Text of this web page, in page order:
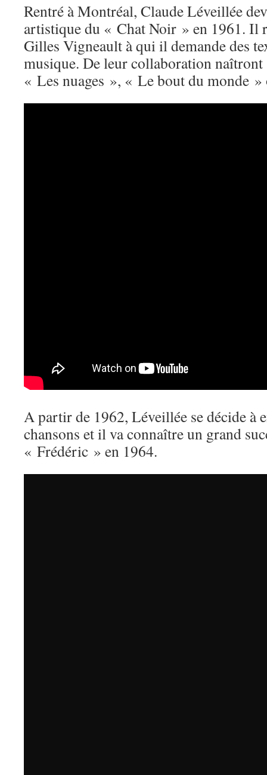
Rentré à Montréal, Claude Léveillée
artistique du « Chat Noir » en 1961. Il
Gilles Vigneault à qui il demande des
musique. De leur collaboration
« Les nuages », « Le bout du monde
A partir de 1962, Léveillée se décide à
chansons et il va connaître un grand
« Frédéric » en 1964.